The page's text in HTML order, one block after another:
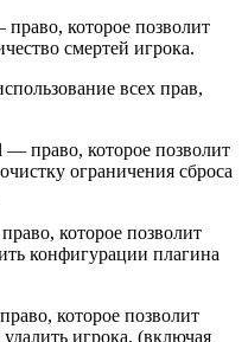
которое позволит
смертей игрока.
всех прав,
право, которое позволит
ограничения сброса
которое позволит
конфигурации плагина
которое позволит
игрока. (включая